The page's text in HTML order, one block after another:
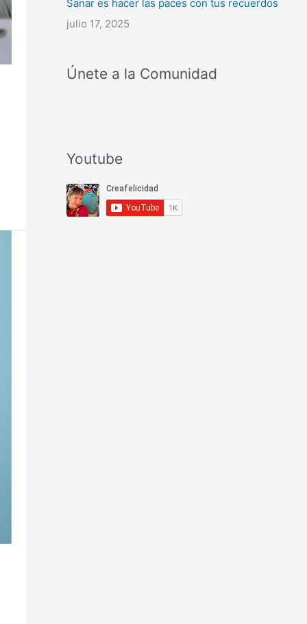
Sanar es hacer las paces con tus recuerdos
julio 17, 2025
Únete a la Comunidad
Youtube